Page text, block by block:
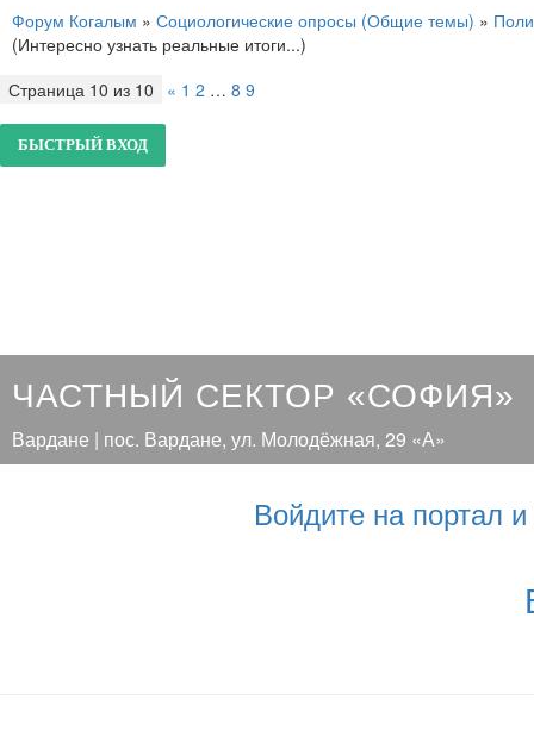
Форум Когалым » Социологические опросы (Общие темы) »
(Интересно узнать реальные итоги...)
Страница 10 из 10 « 1 2 … 8 9
ЧАСТНЫЙ СЕКТОР «СОФИЯ»
Вардане | пос. Вардане, ул. Молодёжная, 29 «А»
Войдите на портал